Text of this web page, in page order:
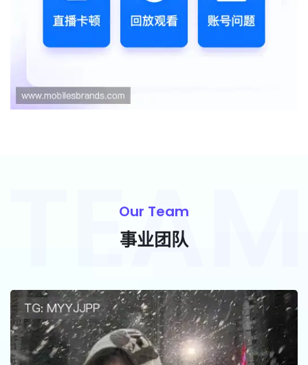
Our Team
事业团队